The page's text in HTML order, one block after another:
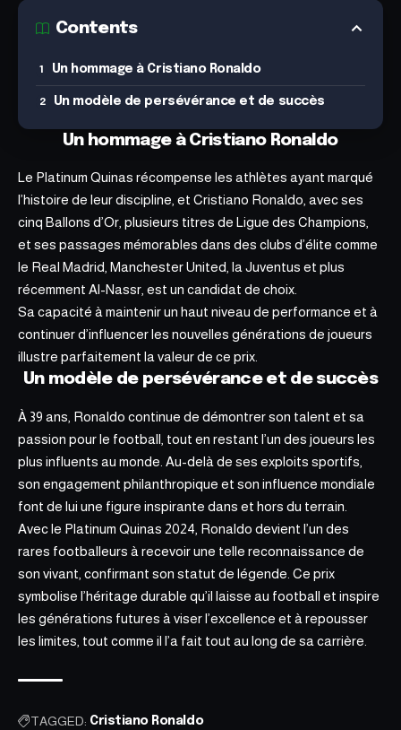
Contents
Un hommage à Cristiano Ronaldo
Un modèle de persévérance et de succès
Un hommage à Cristiano Ronaldo
Le Platinum Quinas récompense les athlètes ayant marqué
l’histoire de leur discipline, et Cristiano Ronaldo , avec ses
cinq Ballons d’Or, plusieurs titres de Ligue des Champions,
et ses passages mémorables dans des clubs d’élite comme
le Real Madrid, Manchester United, la Juventus et plus
récemment Al-Nassr, est un candidat de choix.
Sa capacité à maintenir un haut niveau de performance et à
continuer d’influencer les nouvelles générations de joueurs
illustre parfaitement la valeur de ce prix.
Un modèle de persévérance et de succès
À 39 ans, Ronaldo continue de démontrer son talent et sa
passion pour le football , tout en restant l’un des joueurs les
plus influents au monde. Au-delà de ses exploits sportifs,
son engagement philanthropique et son influence mondiale
font de lui une figure inspirante dans et hors du terrain.
Avec le Platinum Quinas 2024, Ronaldo devient l’un des
rares footballeurs à recevoir une telle reconnaissance de
son vivant, confirmant son statut de légende. Ce prix
symbolise l’héritage durable qu’il laisse au football et inspire
les générations futures à viser l’excellence et à repousser
les limites, tout comme il l’a fait tout au long de sa carrière.
TAGGED: Cristiano Ronaldo